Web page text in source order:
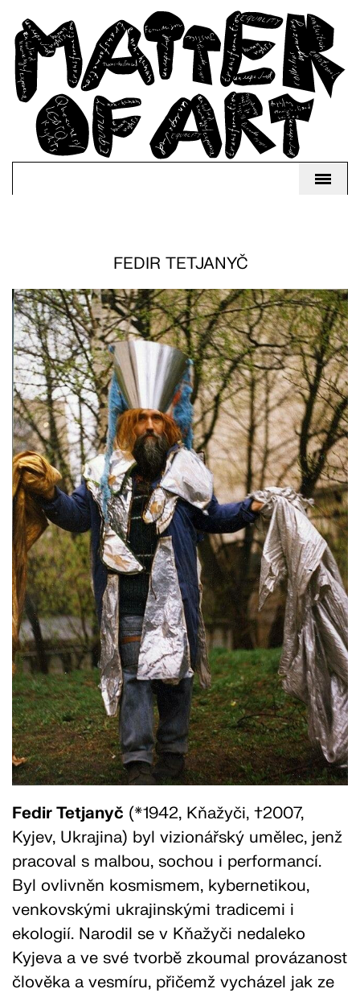
FEDIR TETJANYČ
Fedir Tetjanyč (*1942, Kňažyči, †2007,
Kyjev, Ukrajina) byl vizionářský umělec, jenž
pracoval s malbou, sochou i performancí.
Byl ovlivněn kosmismem, kybernetikou,
venkovskými ukrajinskými tradicemi i
ekologií. Narodil se v Kňažyči nedaleko
Kyjeva a ve své tvorbě zkoumal provázanost
člověka a vesmíru, přičemž vycházel jak ze